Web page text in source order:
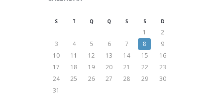
S T Q Q S S D
1
2
3
4 5 6 7 8
9
10
11 12 13 14 15
16
17
18 19 20 21 22
23
24
25 26 27 28 29
30
31